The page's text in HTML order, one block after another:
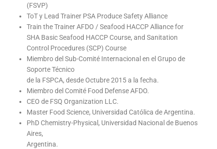
(FSVP)
ToT y Lead Trainer PSA Produce Safety Alliance
Train the Trainer AFDO / Seafood HACCP Alliance for
SHA Basic Seafood HACCP Course, and Sanitation
Control Procedures (SCP) Course
Miembro del Sub-Comité Internacional en el Grupo de
Soporte Técnico
de la FSPCA, desde Octubre 2015 a la fecha.
Miembro del Comité Food Defense AFDO.
CEO de FSQ Organization LLC.
Master Food Science, Universidad Católica de Argentina.
PhD Chemistry-Physical, Universidad Nacional de Buenos
Aires,
Argentina.